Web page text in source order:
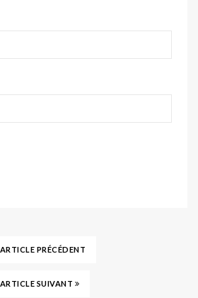
ARTICLE PRÉCÉDENT
ARTICLE SUIVANT